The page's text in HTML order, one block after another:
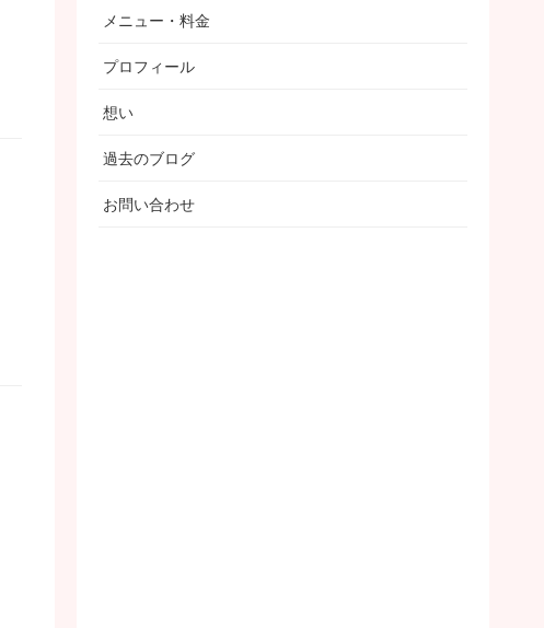
メニュー・料金
プロフィール
想い
過去のブログ
お問い合わせ